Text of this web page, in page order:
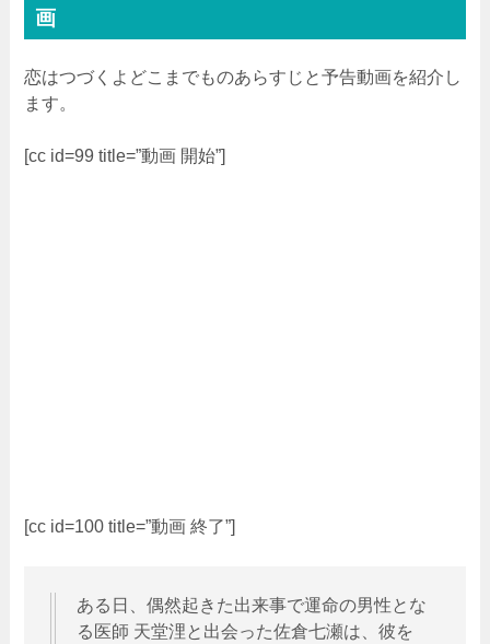
画
恋はつづくよどこまでものあらすじと予告動画を紹介し
ます。
[cc id=99 title=”動画 開始”]
[cc id=100 title=”動画 終了”]
ある日、偶然起きた出来事で運命の男性とな
る医師 天堂浬と出会った佐倉七瀬は、彼を